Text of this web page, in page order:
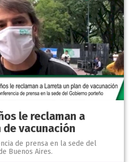
le reclaman a
vacunación
de prensa en la sede del
Buenos Aires.